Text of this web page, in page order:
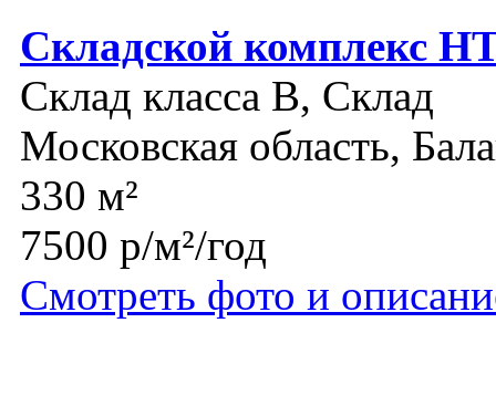
Складской комплекс
Склад класса B, Склад
Московская область,
330 м²
7500 р/м²/год
Смотреть фото и